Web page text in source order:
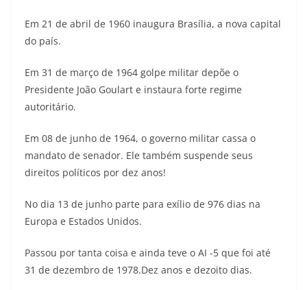
Em 21 de abril de 1960 inaugura Brasília, a nova capital
do país.
Em 31 de março de 1964 golpe militar depõe o
Presidente João Goulart e instaura forte regime
autoritário.
Em 08 de junho de 1964, o governo militar cassa o
mandato de senador. Ele também suspende seus
direitos políticos por dez anos!
No dia 13 de junho parte para exílio de 976 dias na
Europa e Estados Unidos.
Passou por tanta coisa e ainda teve o AI -5 que foi até
31 de dezembro de 1978.Dez anos e dezoito dias.